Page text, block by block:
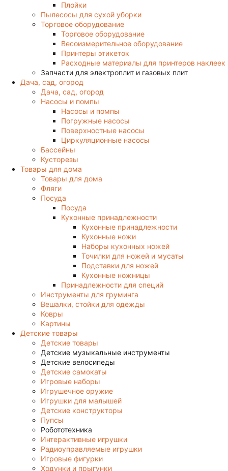
Плойки
Пылесосы для сухой уборки
Торговое оборудование
Торговое оборудование
Весоизмерительное оборудование
Принтеры этикеток
Расходные материалы для принтеров наклеек
Запчасти для электроплит и газовых плит
Дача, сад, огород
Дача, сад, огород
Насосы и помпы
Насосы и помпы
Погружные насосы
Поверхностные насосы
Циркуляционные насосы
Бассейны
Кусторезы
Товары для дома
Товары для дома
Фляги
Посуда
Посуда
Кухонные принадлежности
Кухонные принадлежности
Кухонные ножи
Наборы кухонных ножей
Точилки для ножей и мусаты
Подставки для ножей
Кухонные ножницы
Принадлежности для специй
Инструменты для груминга
Вешалки, стойки для одежды
Ковры
Картины
Детские товары
Детские товары
Детские музыкальные инструменты
Детские велосипеды
Детские самокаты
Игровые наборы
Игрушечное оружие
Игрушки для малышей
Детские конструкторы
Пупсы
Робототехника
Интерактивные игрушки
Радиоуправляемые игрушки
Игровые фигурки
Ходунки и прыгунки